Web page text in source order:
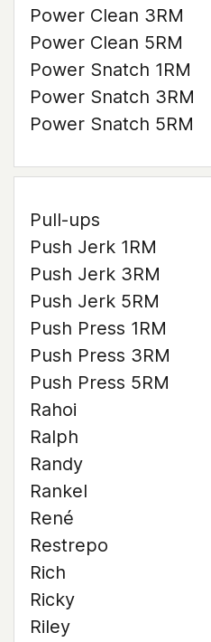
Power Clean 3RM
Power Clean 5RM
Power Snatch 1RM
Power Snatch 3RM
Power Snatch 5RM
Pull-ups
Push Jerk 1RM
Push Jerk 3RM
Push Jerk 5RM
Push Press 1RM
Push Press 3RM
Push Press 5RM
Rahoi
Ralph
Randy
Rankel
René
Restrepo
Rich
Ricky
Riley